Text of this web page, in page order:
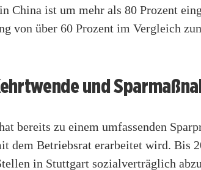
China ist um mehr als 80 Prozent
von über 60 Prozent im Vergleich
und
bereits zu einem umfassenden
dem Betriebsrat erarbeitet wird. Bis
in Stuttgart sozialverträglich